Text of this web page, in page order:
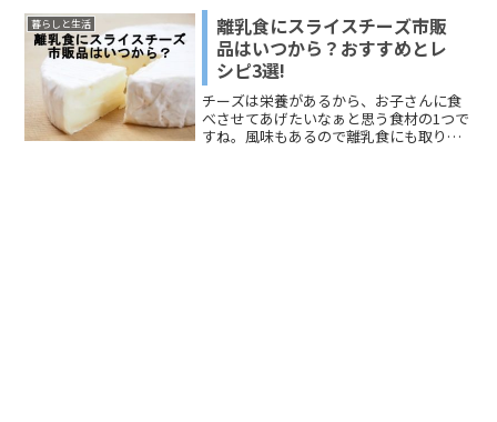
る間に出る汗や汚れを栄養分として繁殖
し、匂いが発生します...
暮らしと生活
離乳食にスライスチーズ市販
品はいつから？おすすめとレ
シピ3選!
チーズは栄養があるから、お子さんに食
べさせてあげたいなぁと思う食材の1つで
すね。風味もあるので離乳食にも取り入